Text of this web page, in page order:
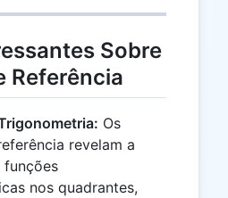
Sobre
Referência
Os
revelam a
funções
nos quadrantes,